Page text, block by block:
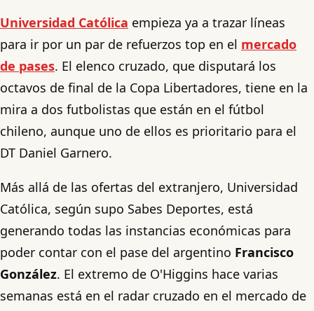
Universidad Católica empieza ya a trazar líneas
para ir por un par de refuerzos top en el mercado
de pases. El elenco cruzado, que disputará los
octavos de final de la Copa Libertadores, tiene en la
mira a dos futbolistas que están en el fútbol
chileno, aunque uno de ellos es prioritario para el
DT Daniel Garnero.
Más allá de las ofertas del extranjero, Universidad
Católica, según supo Sabes Deportes, está
generando todas las instancias económicas para
poder contar con el pase del argentino Francisco
González. El extremo de O'Higgins hace varias
semanas está en el radar cruzado en el mercado de